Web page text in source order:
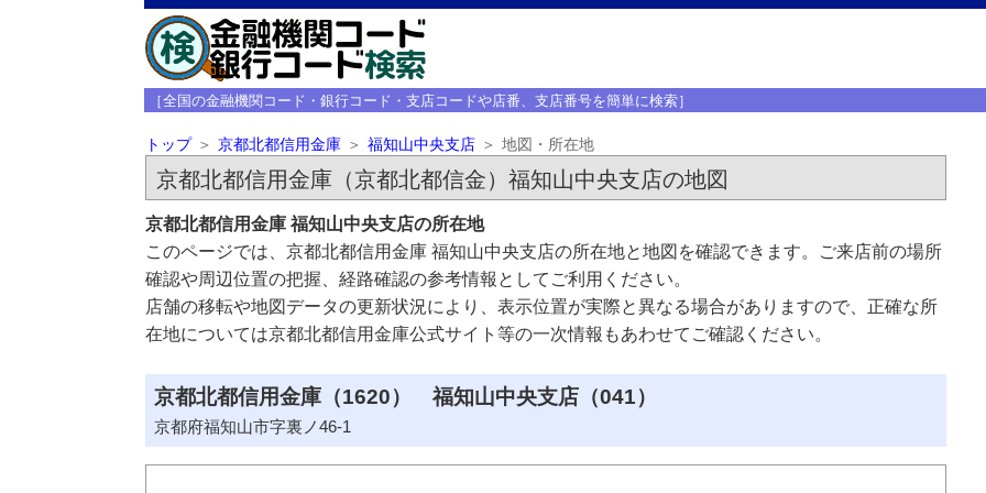
［全国の金融機関コード・銀行コード・支店コードや店番、支店番号を簡単に検索］
トップ 京都北都信用金庫 福知山中央支店 地図・所在地
京都北都信用金庫（京都北都信金）福知山中央支店の地図
京都北都信用金庫 福知山中央支店の所在地
このページでは、京都北都信用金庫 福知山中央支店の所在地と地図を確認できます。ご来店前の場所
確認や周辺位置の把握、経路確認の参考情報としてご利用ください。
店舗の移転や地図データの更新状況により、表示位置が実際と異なる場合がありますので、正確な所
在地については京都北都信用金庫公式サイト等の一次情報もあわせてご確認ください。
京都北都信用金庫（1620） 福知山中央支店（041）
京都府福知山市字裏ノ46-1